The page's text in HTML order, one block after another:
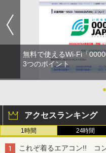
無料で使えるWi-Fi「
3つのポイント
●
アクセスランキング
1時間 24時間
これぞ着るエアコン!! コ